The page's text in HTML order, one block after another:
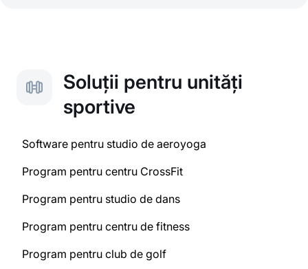
Soluții pentru unități
sportive
Software pentru studio de aeroyoga
Program pentru centru CrossFit
Program pentru studio de dans
Program pentru centru de fitness
Program pentru club de golf